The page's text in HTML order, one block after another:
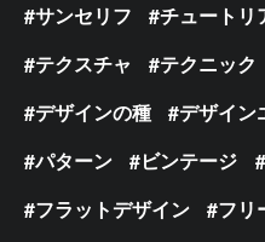
サンセリフ
チュートリ
テクスチャ
テクニック
デザインの種
デザイン
パターン
ビンテージ
フラットデザイン
フリ